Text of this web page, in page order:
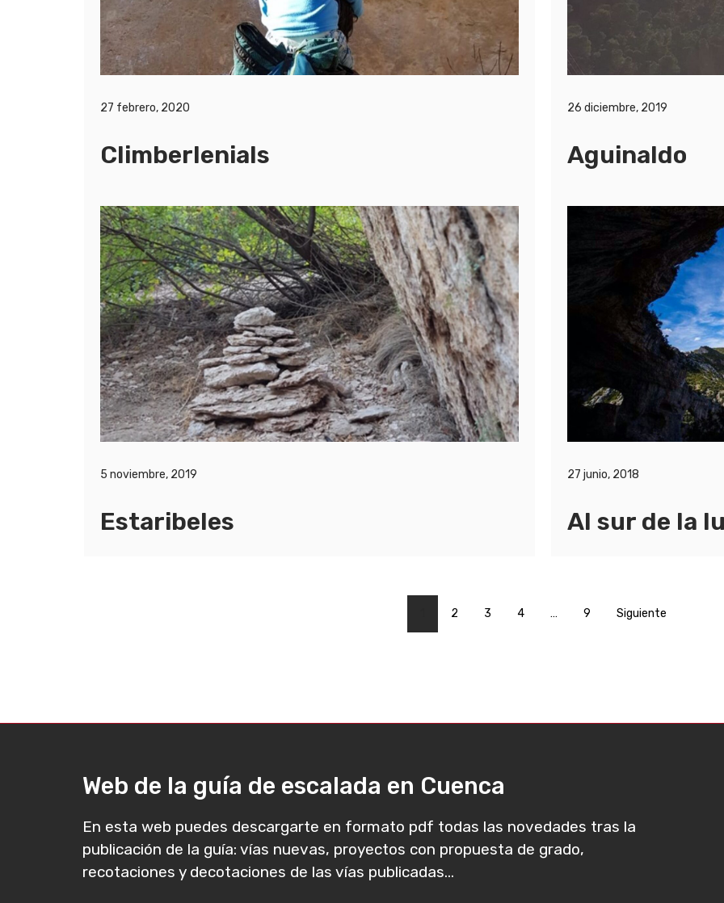
27 febrero, 2020
Climberlenials
26 diciembre, 2019
Aguinaldo
5 noviembre, 2019
Estaribeles
27 junio, 2018
Al sur de la
2 3 4 … 9 Siguiente
Web de la guía de escalada en Cuenca
En esta web puedes descargarte en formato pdf todas las novedades tras la
publicación de la guía: vías nuevas, proyectos con propuesta de grado,
recotaciones y decotaciones de las vías publicadas...